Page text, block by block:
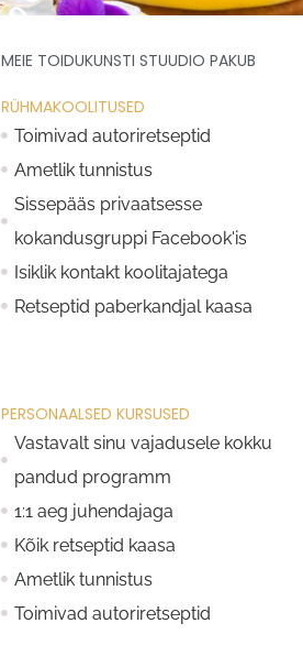
MEIE TOIDUKUNSTI STUUDIO PAKUB
RÜHMAKOOLITUSED
Toimivad autoriretseptid
Ametlik tunnistus
Sissepääs privaatsesse
kokandusgruppi Facebook'is
Isiklik kontakt koolitajatega
Retseptid paberkandjal kaasa
PERSONAALSED KURSUSED
Vastavalt sinu vajadusele kokku
pandud programm
1:1 aeg juhendajaga
Kõik retseptid kaasa
Ametlik tunnistus
Toimivad autoriretseptid